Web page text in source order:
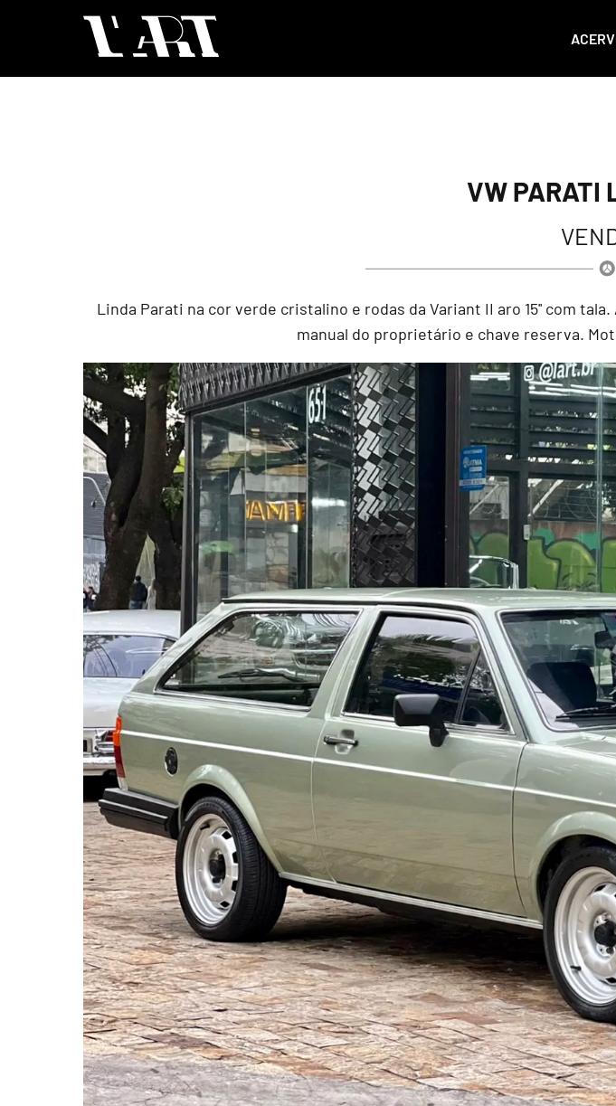
VW PARATI
Linda Parati na cor verde cristalino e rodas da Variant II aro 15'' com
manual do proprietário e chave reserva.